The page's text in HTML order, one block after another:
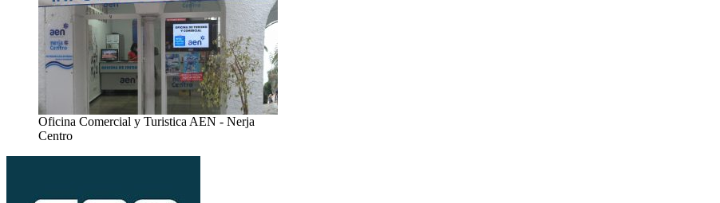
Oficina Comercial y Turistica AEN - Nerja
Centro